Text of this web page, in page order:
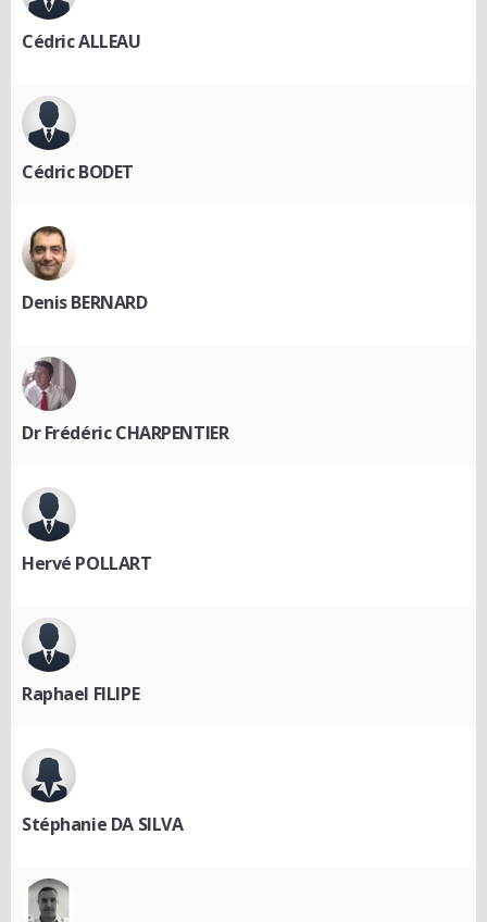
Cédric ALLEAU
Cédric BODET
Denis BERNARD
Dr Frédéric CHARPENTIER
Hervé POLLART
Raphael FILIPE
Stéphanie DA SILVA